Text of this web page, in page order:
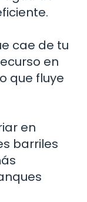
cae de tu
en
que fluye
en
barriles